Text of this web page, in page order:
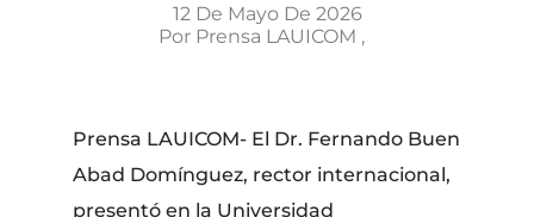
12 De Mayo De 2026
Por Prensa LAUICOM
Prensa LAUICOM- El Dr. Fernando Buen
Abad Domínguez, rector internacional,
presentó en la Universidad